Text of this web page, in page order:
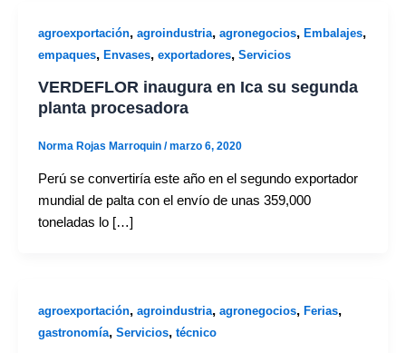
agroexportación, agroindustria, agronegocios, Embalajes,
empaques, Envases, exportadores, Servicios
VERDEFLOR inaugura en Ica su segunda
planta procesadora
Norma Rojas Marroquin /marzo 6, 2020
Perú se convertiría este año en el segundo exportador
mundial de palta con el envío de unas 359,000
toneladas lo […]
agroexportación, agroindustria, agronegocios, Ferias,
gastronomía, Servicios, técnico